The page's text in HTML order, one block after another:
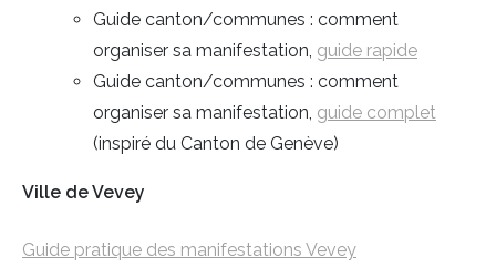
Guide canton/communes : comment
organiser sa manifestation, guide rapide
Guide canton/communes : comment
organiser sa manifestation, guide complet
(inspiré du Canton de Genève)
Ville de Vevey
Guide pratique des manifestations Vevey